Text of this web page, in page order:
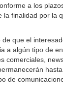
a los
la finalidad por la
de que el
a algún tipo de
comerciales,
de